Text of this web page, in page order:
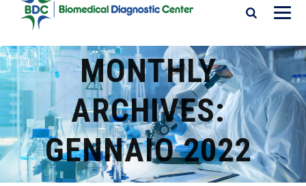
MONTHLY
ARCHIVES:
GENNAIO 2022